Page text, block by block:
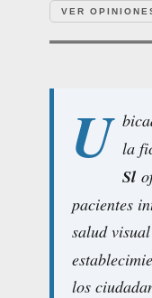
VER
U la
Sl
pacientes
salud
los